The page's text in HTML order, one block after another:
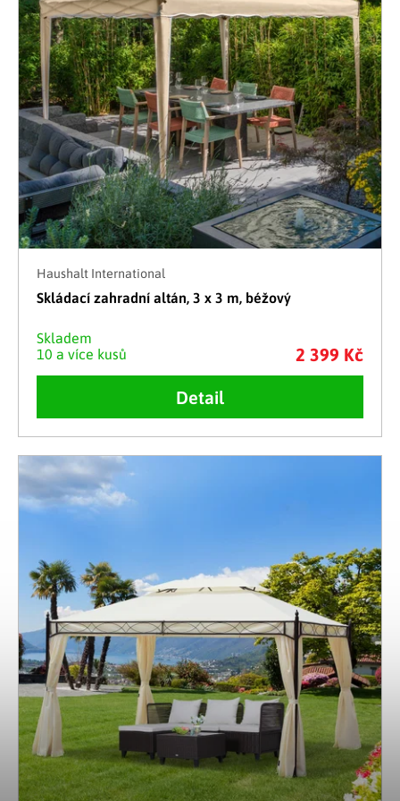
Haushalt International
Skládací zahradní altán, 3 x 3 m, béžový
Skladem
10 a více kusů
2 399 Kč
Detail